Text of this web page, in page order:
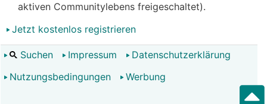
aktiven Communitylebens freigeschaltet).
Jetzt kostenlos registrieren
Suchen Impressum
Datenschutzerklärung
Nutzungsbedingungen
Werbung